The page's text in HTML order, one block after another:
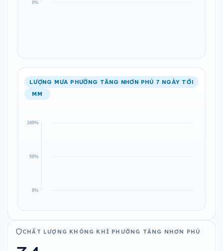
LƯỢNG MƯA PHƯỜNG TĂNG NHƠN PHÚ 7 NGÀY TỚI
MM
CHẤT LƯỢNG KHÔNG KHÍ PHƯỜNG TĂNG NHƠN PHÚ